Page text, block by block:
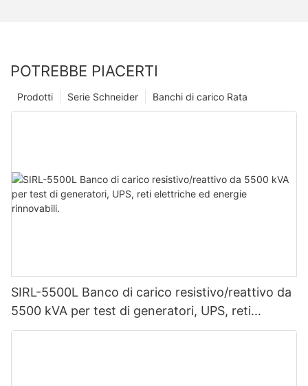
POTREBBE PIACERTI
Banchi di carico Rata
Serie Schneider
Prodotti
SIRL-5500L Banco di carico resistivo/reattivo da
5500 kVA per test di generatori, UPS, reti
elettriche ed energie rinnovabili.